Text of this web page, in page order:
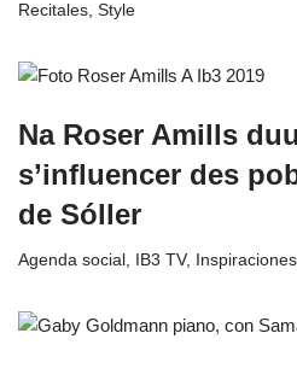
Recitales, Style
Na Roser Amills
s’influencer des
de Sóller
Agenda social , IB3 TV, Inspiraciones